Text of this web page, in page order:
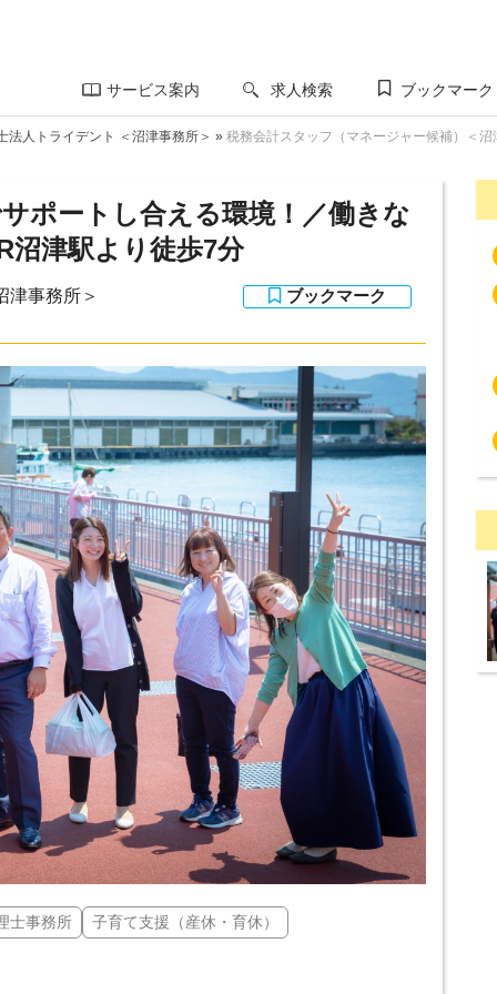
サービス案内 求人検索 ブックマーク
法人トライデント ＜沼津事務所＞ » 税務会計スタッフ（マネージャー候補）＜沼
ポートし合える環境！／働きな
沼津駅より徒歩7分
津事務所＞
士事務所 子育て支援（産休・育休）